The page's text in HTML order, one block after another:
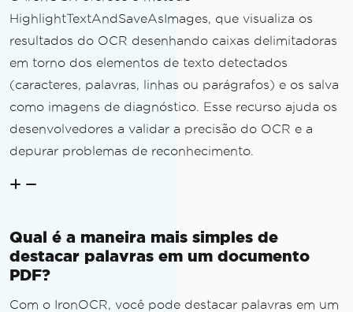
HighlightTextAndSaveAsImages, que visualiza os
resultados do OCR desenhando caixas delimitadoras
em torno dos elementos de texto detectados
(caracteres, palavras, linhas ou parágrafos) e os salva
como imagens de diagnóstico. Esse recurso ajuda os
desenvolvedores a validar a precisão do OCR e a
depurar problemas de reconhecimento.
Qual é a maneira mais simples de
destacar palavras em um documento
PDF?
Com o IronOCR, você pode destacar palavras em um